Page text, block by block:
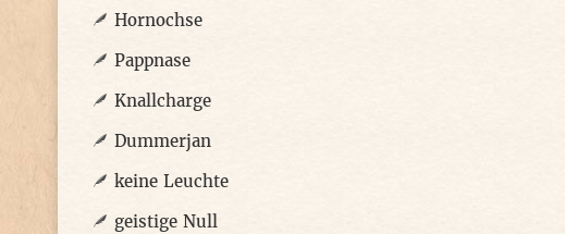
Hornochse
Pappnase
Knallcharge
Dummerjan
keine Leuchte
geistige Null